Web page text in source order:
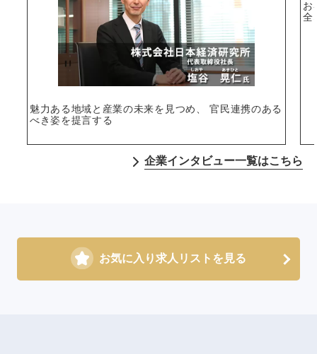
魅力ある地域と産業の未来を見つめ、 官民連携のある
べき姿を提言する
お
全
企業インタビュー一覧はこちら
お気に入り求人リストを見る